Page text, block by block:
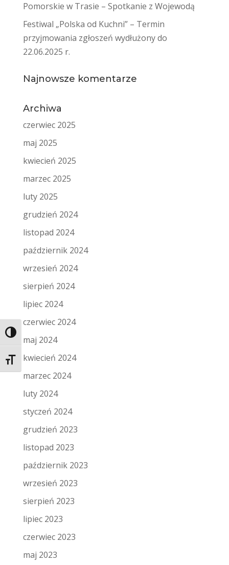
Toggle High Contrast
Toggle Font size
Pomorskie w Trasie – Spotkanie z Wojewodą
Festiwal „Polska od Kuchni” – Termin
przyjmowania zgłoszeń wydłużony do
22.06.2025 r.
Najnowsze komentarze
Archiwa
czerwiec 2025
maj 2025
kwiecień 2025
marzec 2025
luty 2025
grudzień 2024
listopad 2024
październik 2024
wrzesień 2024
sierpień 2024
lipiec 2024
czerwiec 2024
maj 2024
kwiecień 2024
marzec 2024
luty 2024
styczeń 2024
grudzień 2023
listopad 2023
październik 2023
wrzesień 2023
sierpień 2023
lipiec 2023
czerwiec 2023
maj 2023